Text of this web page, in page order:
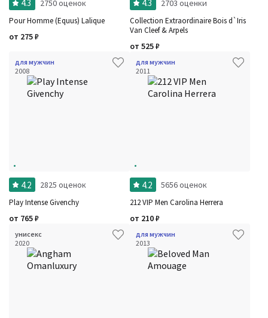
4.3 2750 оценок
Pour Homme (Equus) Lalique
от 275₽
4.3 2703 оценки
Collection Extraordinaire Bois d`Iris
Van Cleef & Arpels
от 525₽
для мужчин
2008
4.2 2825 оценок
Play Intense Givenchy
от 765₽
для мужчин
2011
4.2 5656 оценок
212 VIP Men Carolina Herrera
от 210₽
унисекс
2020
для мужчин
2013